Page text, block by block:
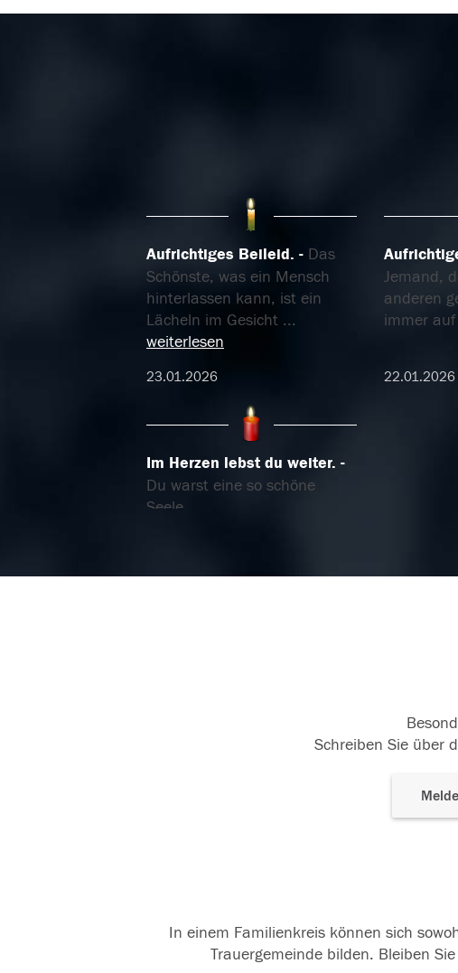
Aufrichtiges Beileid.
Das
Schönste, was ein Mensch
hinterlassen kann, ist ein
Lächeln im Gesicht ...
weiterlesen
23.01.2026
Jemand,
anderen
immer auf
22.01.2026
Im Herzen lebst du weiter.
Du warst eine so schöne
Seele.
Schreiben Sie über
In einem Familienkreis können sich
Trauergemeinde bilden. Bleiben